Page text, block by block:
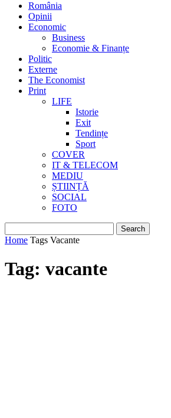
România
Opinii
Economic
Business
Economie & Finanțe
Politic
Externe
The Economist
Print
LIFE
Istorie
Exit
Tendințe
Sport
COVER
IT & TELECOM
MEDIU
ȘTIINȚĂ
SOCIAL
FOTO
Home Tags Vacante
Tag: vacante